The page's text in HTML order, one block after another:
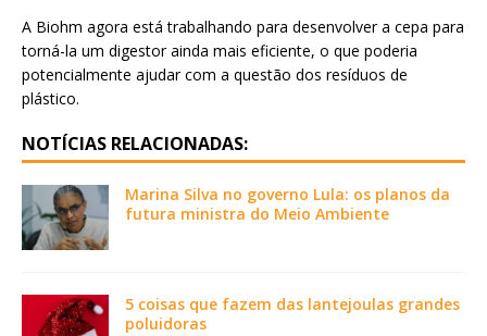
A Biohm agora está trabalhando para desenvolver a cepa para
torná-la um digestor ainda mais eficiente, o que poderia
potencialmente ajudar com a questão dos resíduos de
plástico.
NOTÍCIAS RELACIONADAS:
Marina Silva no governo Lula: os planos da
futura ministra do Meio Ambiente
5 coisas que fazem das lantejoulas grandes
poluidoras